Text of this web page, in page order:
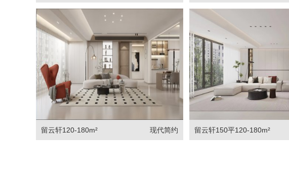
留云轩120-180m² 现代简约 留云轩150平120-180m²